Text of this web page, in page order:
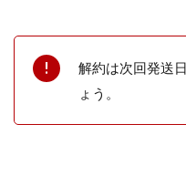
解約は次回発送
ょう。